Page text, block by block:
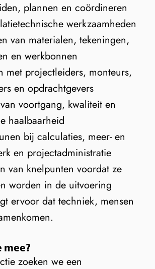
plannen en coördineren
werkzaamheden
van materialen, tekeningen,
en werkbonnen
met projectleiders, monteurs,
en opdrachtgevers
voortgang, kwaliteit en
haalbaarheid
bij calculaties, meer- en
en projectadministratie
van knelpunten voordat ze
worden in de uitvoering
ervoor dat techniek, mensen
mee?
zoeken we een